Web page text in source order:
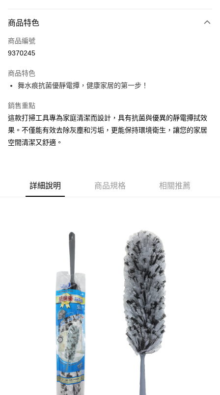
信用卡一次付款
LINE Pay
街口支付
悠遊付
Google Pay
AFTEE先享後付
１．簡單：不需註冊會員、不需綁卡、不需儲值。
２．便利：只要手機號碼，簡訊認證，即可結帳。
１．於結帳方式選擇「AFTEE先享後付」後，將跳轉至「AFTEE先享後付」
結帳頁面，進行簡訊認證並確認金額後，即可完成結帳。
２．訂單成立數日內，您將收到繳費通知簡訊。
３．收到繳費通知簡訊後14天內，點擊此簡訊中的連結，可透過四大超商／
ATM／網路銀行／等多元方式進行付款，方視為交易完成。
※ 請注意：結帳手續完成當下不需立刻繳費，但若您需要取消訂單，請聯絡
購買商品的店家。未經商家同意取消之訂單仍視為有效，需透過AFTEE先享
後付繳納相關費用。
※ 交易是否成功請以「AFTEE先享後付 」之結帳頁面顯示為準，若有關於
是否繳費成功／繳費後需取消欲退款等相關疑問，請聯繫「AFTEE先享後付
https://netprotections.freshdesk.com/support/home
１．透過由恩沛科技股份有限公司提供之「AFTEE先享後付」服務完成之交
易，需依本服務之必要範圍內提供個人資料，並將交易相關給付款項請求債
權轉讓予恩沛科技股份有限公司。
２．關於個人資料處理事宜，請瀏覽以下網址：
https://aftee.tw/terms/#terms3
３．未成年的使用者請事先徵得法定代理人或監護人之同意方可使用
運送方式
商品特色
商品編號
9370245
商品特色
舞水痕抗菌優靜電撢，健康家居的第一步！
銷售重點
這款打掃工具專為家庭清潔而設計，具有抗菌與優異的靜電撢拭效
果。不僅能有效去除灰塵和污垢，更能保持環境衛生，讓您的家居
空間清潔又舒適。
詳細說明 商品規格 相關推薦